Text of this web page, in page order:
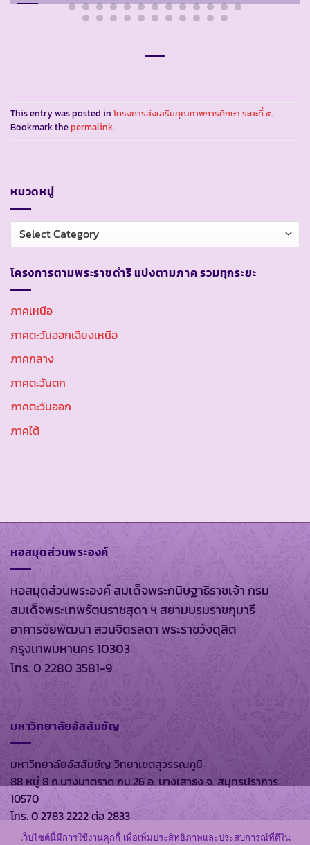
This entry was posted in โครงการส่งเสริมคุณภาพการศึกษา ระยะที่ ๔.
Bookmark thepermalink.
หมวดหมู่
หมวด
หมู่
โครงการตามพระราชดำริ แบ่งตามภาค รวมทุกระยะ
ภาคเหนือ
ภาคตะวันออกเฉียงเหนือ
ภาคกลาง
ภาคตะวันตก
ภาคตะวันออก
ภาคใต้
หอสมุดส่วนพระองค์
หอสมุดส่วนพระองค์ สมเด็จพระกนิษฐาธิราชเจ้า กรม
สมเด็จพระเทพรัตนราชสุดา ฯ สยามบรมราชกุมารี
อาคารชัยพัฒนา สวนจิตรลดา พระราชวังดุสิต
กรุงเทพมหานคร 10303
โทร. 0 2280 3581-9
มหาวิทยาลัยอัสสัมชัญ
มหาวิทยาลัยอัสสัมชัญ วิทยาเขตสุวรรณภูมิ
88 หมู่ 8 ถ.บางนาตราด กม.26 อ. บางเสาธง จ. สมุทรปราการ
10570
โทร. 0 2783 2222 ต่อ 2833
เว็บไซต์นี้มีการใช้งานคุกกี้ เพื่อเพิ่มประสิทธิภาพและประสบการณ์ที่ดีใน